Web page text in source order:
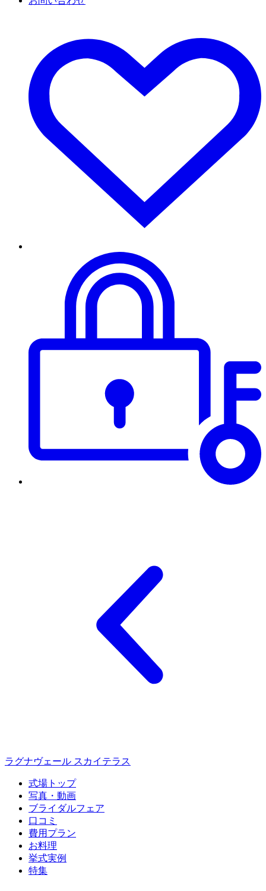
ラグナヴェール スカイテラス
式場トップ
写真・動画
ブライダルフェア
口コミ
費用プラン
お料理
挙式実例
特集